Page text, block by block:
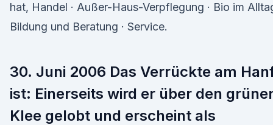
hat, Handel · Außer-Haus-Verpflegung · Bio im
Bildung und Beratung · Service.
30. Juni 2006 Das Verrückte am
ist: Einerseits wird er über den
Klee gelobt und erscheint als